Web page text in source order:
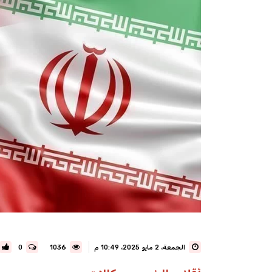
الجمعة، 2 مايو 2025، 10:49 م 0